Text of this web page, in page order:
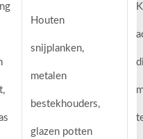
Houten
snijplanken,
metalen
bestekhouders,
glazen potten